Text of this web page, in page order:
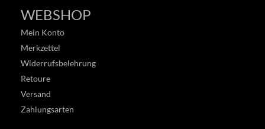
WEBSHOP
Mein Konto
Merkzettel
Widerrufsbelehrung
Retoure
Versand
Zahlungsarten